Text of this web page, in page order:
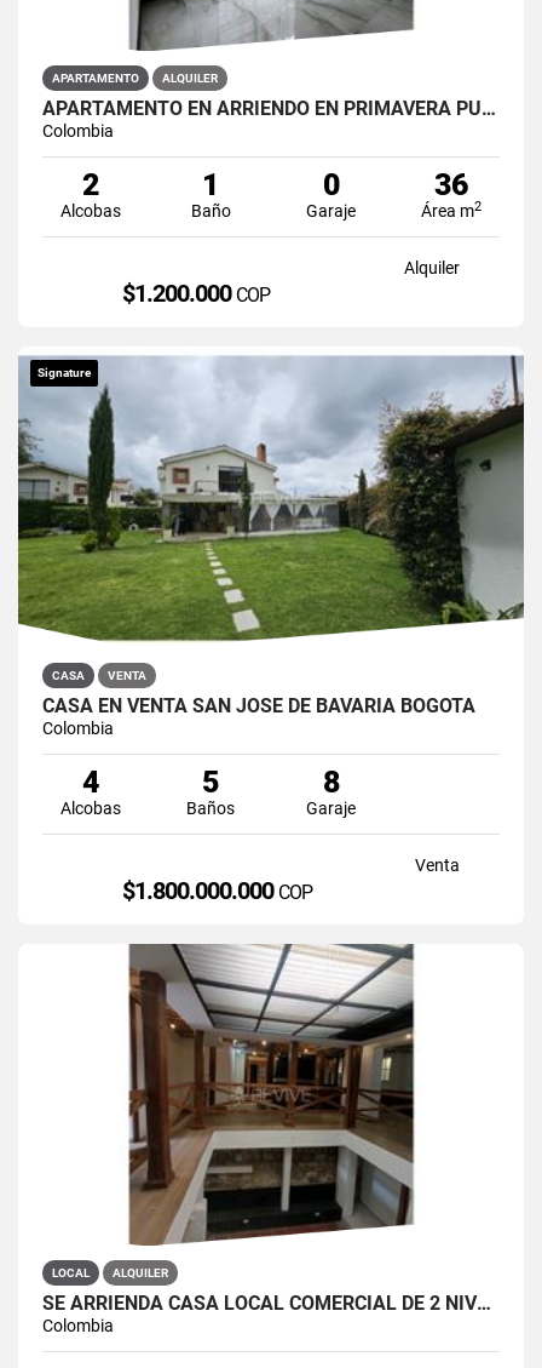
APARTAMENTO ALQUILER
APARTAMENTO EN ARRIENDO EN PRIMAVERA PUENTE ARANDA PRIMAVERA 6-39 ET 2
Colombia
2
Alcobas
1
Baño
0
Garaje
36
Área m2
Alquiler
$1.200.000 COP
Signature
CASA VENTA
CASA EN VENTA SAN JOSÉ DE BAVARIA BOGOTÁ
Colombia
4
Alcobas
5
Baños
8
Garaje
Venta
$1.800.000.000 COP
LOCAL ALQUILER
SE ARRIENDA CASA LOCAL COMERCIAL DE 2 NIVELES EN LA CANDELARIA
Colombia